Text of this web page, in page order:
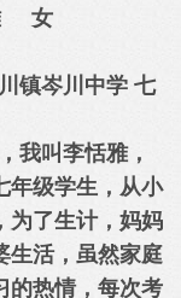
女
镇岑川中学 七
我叫李恬雅，
年级学生，从小
为了生计，妈妈
生活，虽然家庭
的热情，每次考